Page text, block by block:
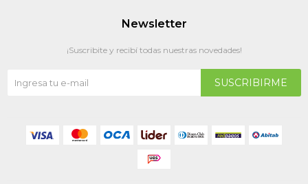
Newsletter
¡Suscribite y recibí todas nuestras novedades!
SUSCRIBIRME